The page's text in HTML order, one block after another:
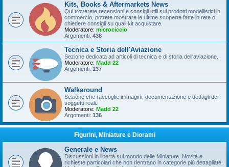
Kits, Books & Aftermarkets News
Qui troverete recensioni e consigli utili sui prodotti modellistici in
commercio, potrete mostrare le ultime scoperte fatte in rete o
chiedere consigli su quali kit acquistare.
Moderatore: microciccio
Argomenti: 438
Tecnica e Storia dell'Aviazione
Sezione dedicata ad articoli di tecnica e di storia dell'aviazione.
Moderatore: Madd 22
Argomenti: 137
Walkaround
Sezione che raccoglie immagini, documentazione e dettagli dei
soggetti reali.
Moderatore: Madd 22
Argomenti: 136
Figurini, Miniature e Diorami
Generale e News
Discussioni in libertà sul mondo delle Miniature. Novità e
richieste particolari che non rientrano in categorie più dettagliate.